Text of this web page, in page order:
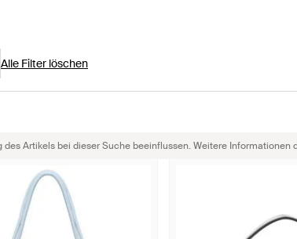
Alle Filter löschen
Artikels bei dieser Suche beeinflussen. Weitere Informationen